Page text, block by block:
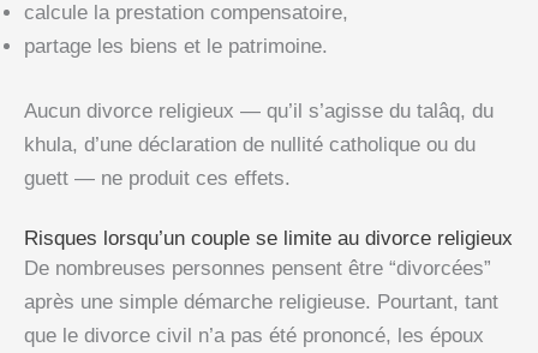
calcule la prestation compensatoire,
partage les biens et le patrimoine.
Aucun divorce religieux — qu’il s’agisse du talâq, du
khula, d’une déclaration de nullité catholique ou du
guett — ne produit ces effets.
Risques lorsqu’un couple se limite au divorce religieux
De nombreuses personnes pensent être “divorcées”
après une simple démarche religieuse. Pourtant, tant
que le divorce civil n’a pas été prononcé, les époux